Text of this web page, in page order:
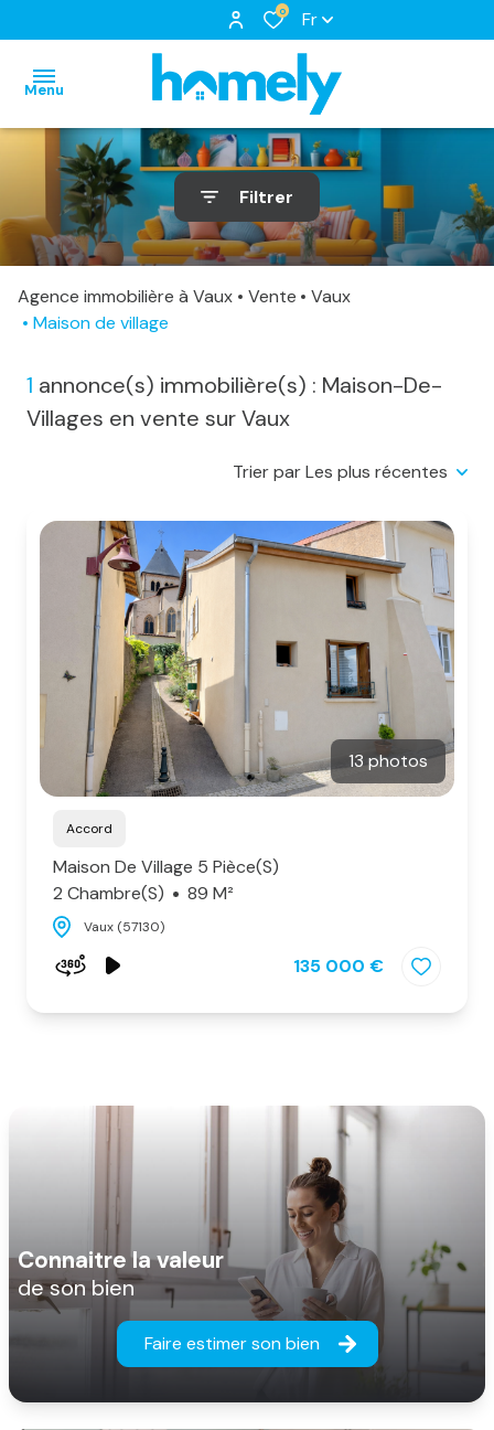
0 Fr
Menu
accueil
nos
biens
nos
locations
biens
louer
loués
biens
vendus
agence
notre
nos
notre
actualité
contact
Filtrer
Agence immobilière à Vaux Vente
Vaux
Maison de village
1 annonce(s) immobilière(s) : Maison-De-
Villages en vente sur Vaux
Trier par Les plus récentes
13 photos
Accord
Maison De Village 5 Pièce(s)
2 Chambre(s)
89 M²
Vaux (57130)
135 000 €
Connaitre la valeur
de son bien
Faire estimer son bien